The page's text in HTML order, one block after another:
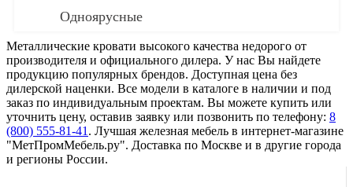
Одноярусные
Металлические кровати высокого качества недорого от
производителя и официального дилера. У нас Вы найдете
продукцию популярных брендов. Доступная цена без
дилерской наценки. Все модели в каталоге в наличии и под
заказ по индивидуальным проектам. Вы можете купить или
уточнить цену, оставив заявку или позвонить по телефону: 8
(800) 555-81-41 . Лучшая железная мебель в интернет-магазине
"МетПромМебель.ру". Доставка по Москве и в другие города
и регионы России.